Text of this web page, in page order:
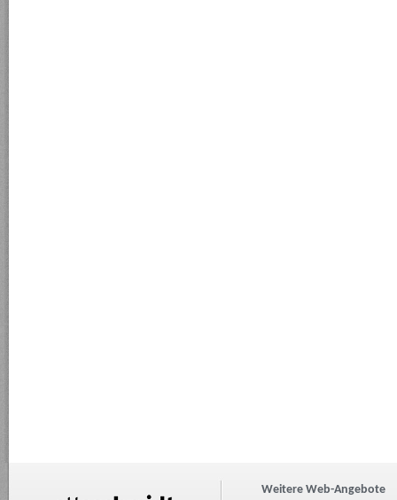
Weitere Web-Angebote